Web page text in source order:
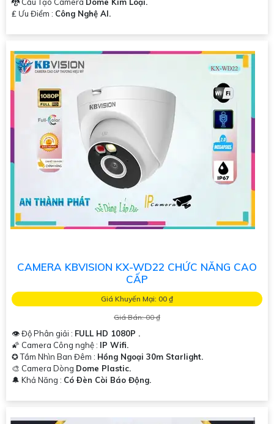
🐉️ Cấu Tạo Camera Dome Kim Loại.
️₤ Ưu Điểm : Công Nghệ AI.
CAMERA KBVISION KX-WD22 CHỨC NĂNG CAO
CẤP
Giá Khuyến Mại: 00 ₫
Giá Bán: 00 ₫
👁 Độ Phân giải : FULL HD 1080P .
🌠 Camera Công nghệ : IP Wifi.
✪ Tầm Nhìn Ban Đêm : Hồng Ngoại 30m Starlight.
🎨 Camera Dòng Dome Plastic.
️🔔 Khả Năng : Có Ðèn Còi Báo Động.